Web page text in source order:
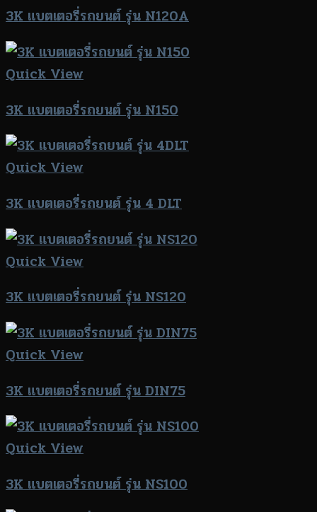
3K แบตเตอรี่รถยนต์ รุ่น N120A
Quick View
3K แบตเตอรี่รถยนต์ รุ่น N150
Quick View
3K แบตเตอรี่รถยนต์ รุ่น 4 DLT
Quick View
3K แบตเตอรี่รถยนต์ รุ่น NS120
Quick View
3K แบตเตอรี่รถยนต์ รุ่น DIN75
Quick View
3K แบตเตอรี่รถยนต์ รุ่น NS100